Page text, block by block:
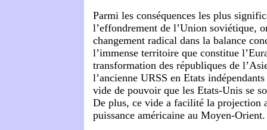
Parmi les conséquences les plus
l’effondrement de l’Union soviétique,
changement radical dans la balance
l’immense territoire que constitue
transformation des républiques de
l’ancienne URSS en Etats
vide de pouvoir que les Etats-Unis se
De plus, ce vide a facilité la projection
puissance américaine au Moyen-Orient.